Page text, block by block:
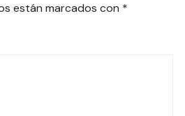
están marcados con *